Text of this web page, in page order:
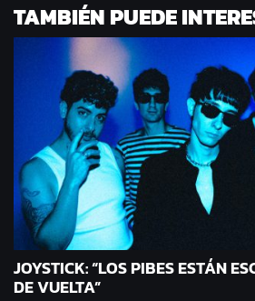
TAMBIÉN PUEDE
JOYSTICK: “LOS PIBES ESTÁN
DE VUELTA”